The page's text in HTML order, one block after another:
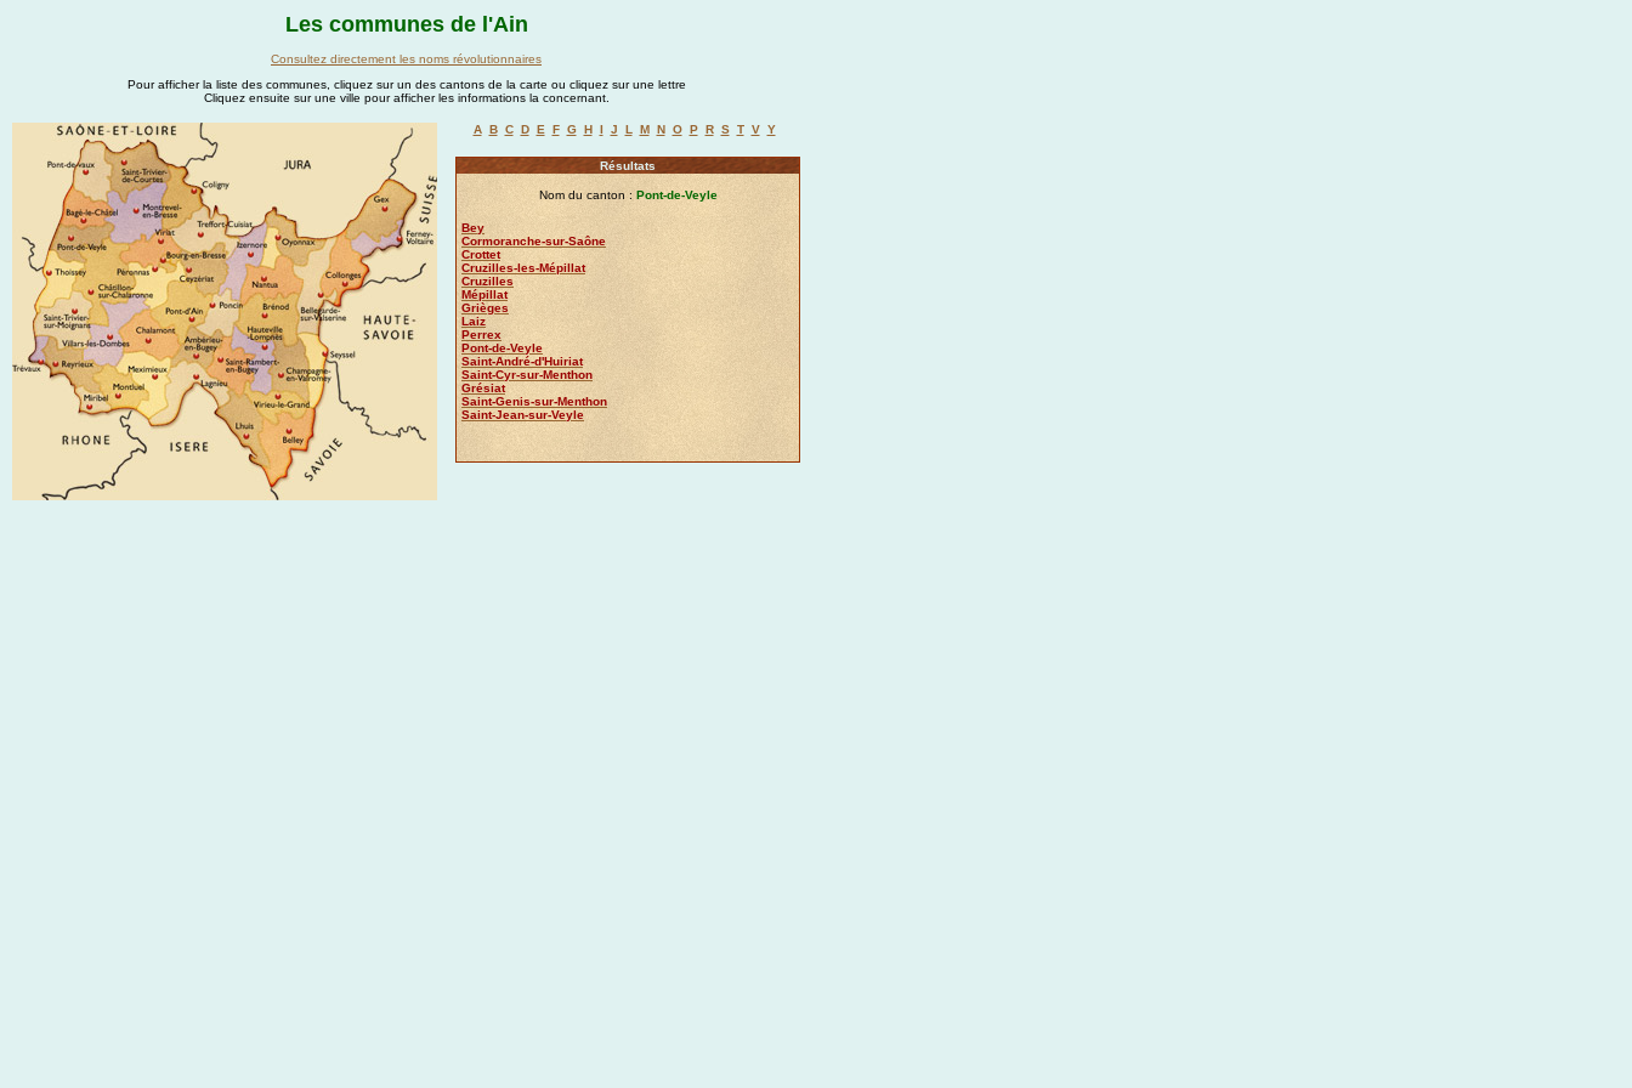
Les communes de l'Ain
Consultez directement les noms révolutionnaires
Pour afficher la liste des communes, cliquez sur un des cantons de la carte ou cliquez sur une lettre
Cliquez ensuite sur une ville pour afficher les informations la concernant.
A B C D E F G H I J L M N O P R S T V Y
Résultats
Nom du canton : Pont-de-Veyle
Bey
Cormoranche-sur-Saône
Crottet
Cruzilles-les-Mépillat
Cruzilles
Mépillat
Grièges
Laiz
Perrex
Pont-de-Veyle
Saint-André-d'Huiriat
Saint-Cyr-sur-Menthon
Grésiat
Saint-Genis-sur-Menthon
Saint-Jean-sur-Veyle